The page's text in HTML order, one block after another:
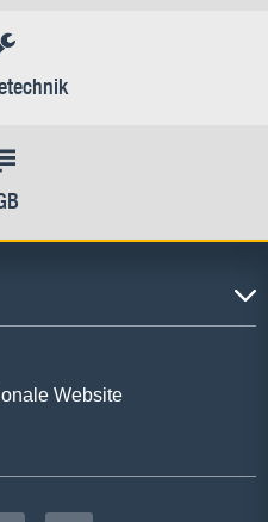
Website